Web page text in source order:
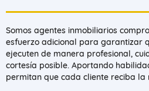
Somos agentes inmobiliarios
esfuerzo adicional para garantizar
ejecuten de manera profesional,
cortesía posible. Aportando
permitan que cada cliente reciba la